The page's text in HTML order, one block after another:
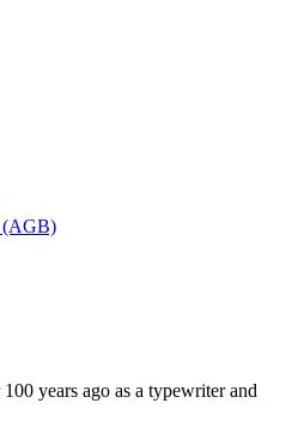
(AGB)
years ago as a typewriter and